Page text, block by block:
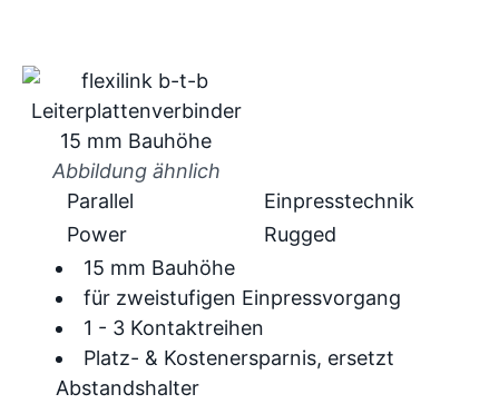
Abbildung ähnlich
15 mm Bauhöhe
für zweistufigen Einpressvorgang
1 - 3 Kontaktreihen
Platz- & Kostenersparnis, ersetzt
Abstandshalter
Parallel
Einpresstechnik
Power
Rugged